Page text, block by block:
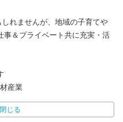
れませんが、地域の子育てや
事＆プライベート共に充実・活
産業
閉じる